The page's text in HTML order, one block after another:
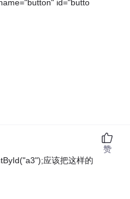
id="butto
应该把这样的
赞